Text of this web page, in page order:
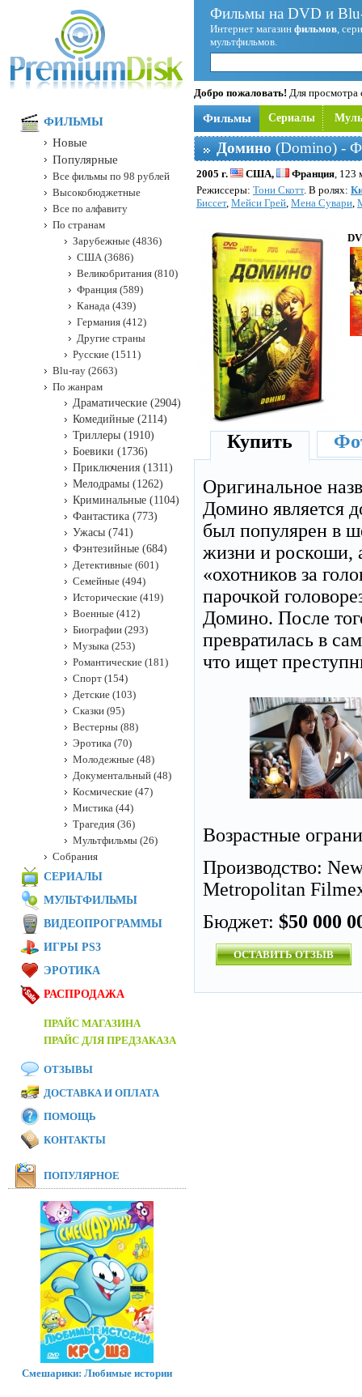
Фильмы на DVD и
Интернет магазин фильмов,
мультфильмов.
Добро пожаловать! Для просмотра
Фильмы Сериалы
Домино (Domino) -
2005 г. США, Франция, 123
Режисcеры: Тони Скотт. В ролях:
Биссет, Мейси Грей, Мена Сувари,
Купить
Оригинальное
Домино является
был популярен в
жизни и роскоши,
«охотников за
парочкой
Домино. После
превратилась в
что ищет
Возрастные
Производство:
Metropolitan
Бюджет: $50 000
ОСТАВИТЬ ОТЗЫВ
ФИЛЬМЫ
Новые
Популярные
Все фильмы по 98 рублей
Высокобюджетные
Все по алфавиту
По странам
Зарубежные (4836)
США (3686)
Великобритания (810)
Франция (589)
Канада (439)
Германия (412)
Другие страны
Русские (1511)
Blu-ray (2663)
По жанрам
Драматические (2904)
Комедийные (2114)
Триллеры (1910)
Боевики (1736)
Приключения (1311)
Мелодрамы (1262)
Криминальные (1104)
Фантастика (773)
Ужасы (741)
Фэнтезийные (684)
Детективные (601)
Семейные (494)
Исторические (419)
Военные (412)
Биографии (293)
Музыка (253)
Романтические (181)
Спорт (154)
Детские (103)
Сказки (95)
Вестерны (88)
Эротика (70)
Молодежные (48)
Документальный (48)
Космические (47)
Мистика (44)
Трагедия (36)
Мультфильмы (26)
Собрания
СЕРИАЛЫ
МУЛЬТФИЛЬМЫ
ВИДЕОПРОГРАММЫ
ИГРЫ PS3
ЭРОТИКА
РАСПРОДАЖА
ПРАЙС МАГАЗИНА
ПРАЙС ДЛЯ ПРЕДЗАКАЗА
ОТЗЫВЫ
ДОСТАВКА И ОПЛАТА
ПОМОЩЬ
КОНТАКТЫ
ПОПУЛЯРНОЕ
Смешарики: Любимые истории